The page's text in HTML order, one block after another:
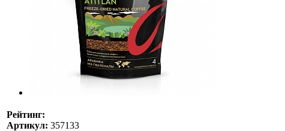
Рейтинг:
Артикул: 357133